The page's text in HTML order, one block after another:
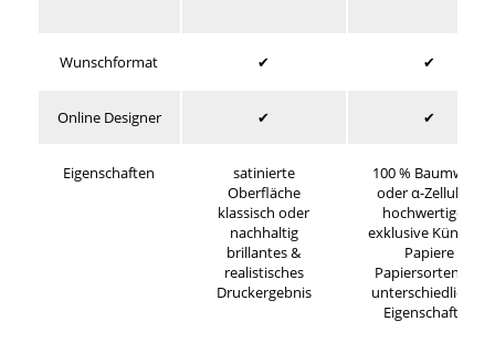
Wunschformat ✔ ✔
Online Designer ✔ ✔
Eigenschaften
satinierte
Oberfläche
klassisch oder
nachhaltig
brillantes &
realistisches
Druckergebnis
100 % Baumwolle
oder α-Zellulose
hochwertige &
exklusive Künstler-
Papiere
Papiersorten mit
unterschiedlichen
Eigenschaften